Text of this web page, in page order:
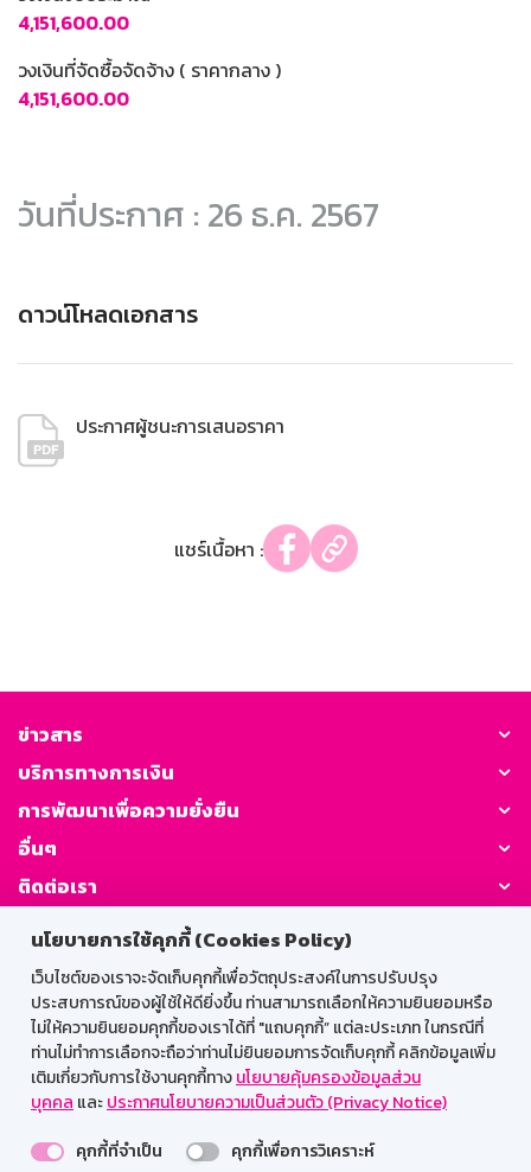
นโยบายการใช้คุกกี้ (Cookies Policy)
เว็บไซต์ของเราจะจัดเก็บคุกกี้เพื่อวัตถุประสงค์ในการปรับปรุง
ประสบการณ์ของผู้ใช้ให้ดียิ่งขึ้น ท่านสามารถเลือกให้ความยินยอมหรือ
ไม่ให้ความยินยอมคุกกี้ของเราได้ที่ "แถบคุกกี้” แต่ละประเภท ในกรณีที่
ท่านไม่ทำการเลือกจะถือว่าท่านไม่ยินยอมการจัดเก็บคุกกี้ คลิกข้อมูลเพิ่ม
เติมเกี่ยวกับการใช้งานคุกกี้ทางนโยบายคุ้มครองข้อมูลส่วน
บุคคล และประกาศนโยบายความเป็นส่วนตัว (Privacy Notice)
คุกกี้ที่จำเป็น
คุกกี้เพื่อการวิเคราะห์
4,151,600.00
วงเงินที่จัดซื้อจัดจ้าง ( ราคากลาง )
4,151,600.00
วันที่ประกาศ : 26 ธ.ค. 2567
ดาวน์โหลดเอกสาร
ประกาศผู้ชนะการเสนอราคา
แชร์เนื้อหา :
ข่าวสาร
บริการทางการเงิน
การพัฒนาเพื่อความยั่งยืน
อื่นๆ
ติดต่อเรา
GSB Society:
สำหรับพนักงาน
Web HR
GSB Wisdom
M-Search
เข้าสู่ระบบเน็ตเมล